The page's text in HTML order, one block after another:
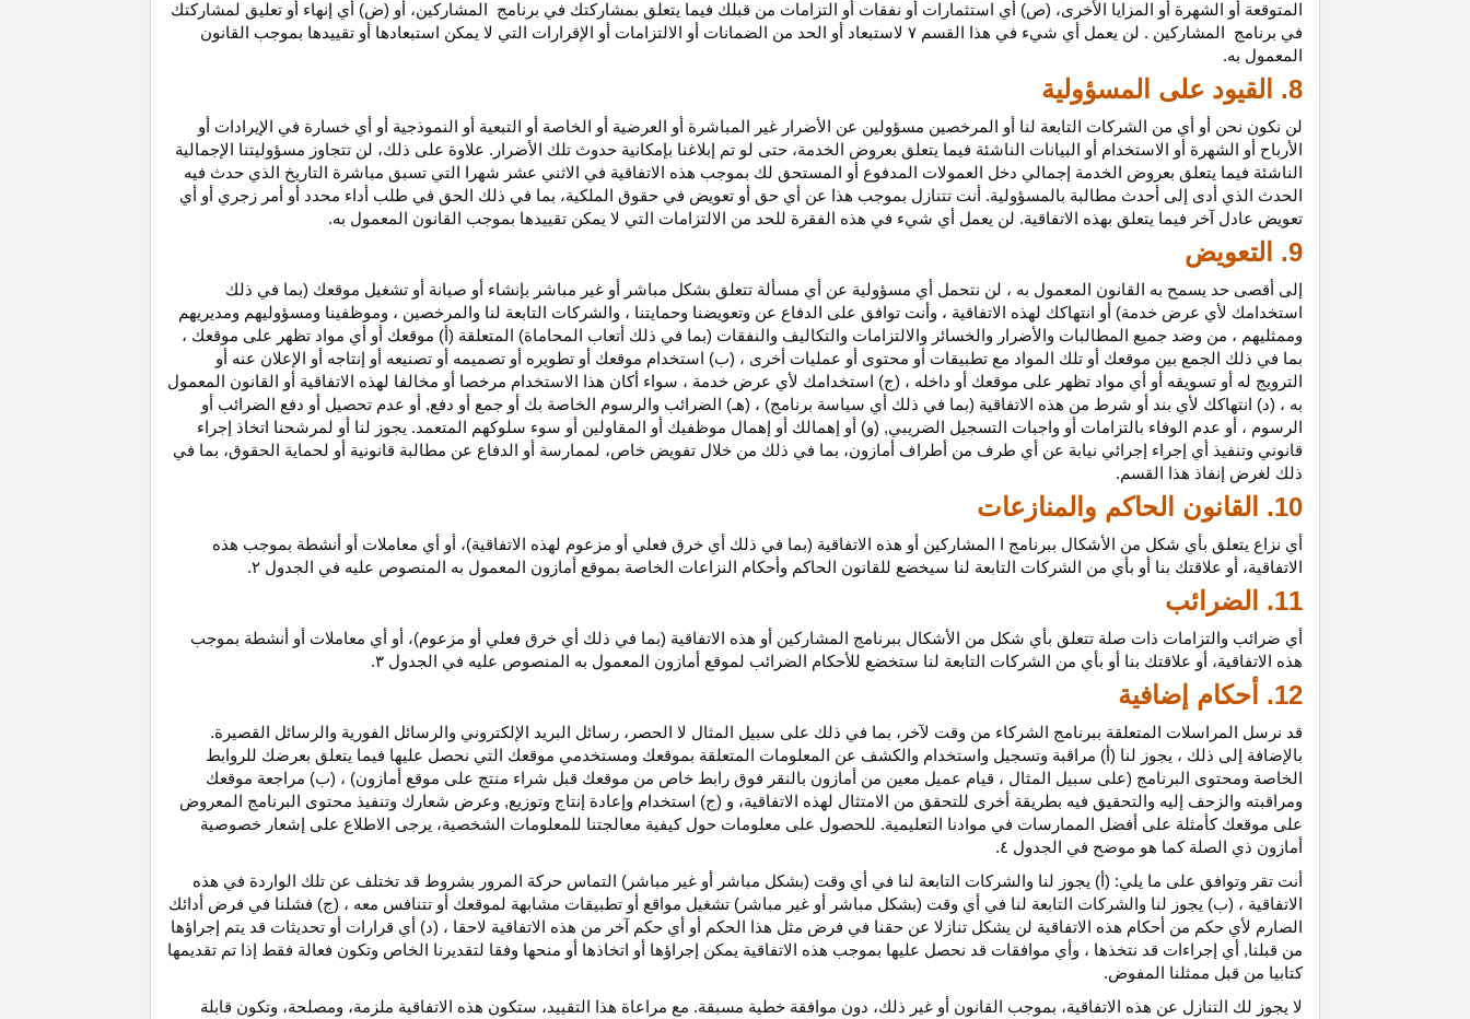
المتوقعة أو الشهرة أو المزايا
الأخرى، (ص) أي استثمارات أو نفقات أو التزامات من قبلك فيما يتعلق بمشاركتك في برنامج المشاركين، أو (ض) أي إنهاء أو تعليق لمشاركتك
في برنامج المشاركين . لن يعمل أي شيء في هذا القسم ۷ لاستبعاد أو الحد من الضمانات أو الالتزامات أو الإقرارات التي لا يمكن استبعادها أو تقييدها بموجب القانون
المعمول به.
8. القيود على المسؤولية
لن نكون نحن أو أي من الشركات التابعة لنا أو المرخصين مسؤولين عن الأضرار غير المباشرة أو العرضية أو الخاصة أو التبعية أو النموذجية أو أي خسارة في الإيرادات أو
الأرباح أو الشهرة أو الاستخدام أو البيانات الناشئة فيما يتعلق بعروض الخدمة، حتى لو تم إبلاغنا بإمكانية حدوث تلك الأضرار. علاوة على ذلك، لن تتجاوز مسؤوليتنا الإجمالية
الناشئة فيما يتعلق بعروض الخدمة إجمالي دخل العمولات المدفوع أو المستحق لك بموجب هذه الاتفاقية في الاثني عشر شهرا التي تسبق مباشرة التاريخ الذي حدث فيه
الحدث الذي أدى إلى أحدث مطالبة بالمسؤولية. أنت تتنازل بموجب هذا عن أي حق أو تعويض في حقوق الملكية، بما في ذلك الحق في طلب أداء محدد أو أمر زجري أو أي
تعويض عادل آخر فيما يتعلق بهذه الاتفاقية. لن يعمل أي شيء في هذه الفقرة للحد من الالتزامات التي لا يمكن تقييدها بموجب القانون المعمول به.
9. التعويض
إلى أقصى حد يسمح به القانون المعمول به ، لن نتحمل أي مسؤولية عن أي مسألة تتعلق بشكل مباشر أو غير مباشر بإنشاء أو صيانة أو تشغيل موقعك (بما في ذلك
استخدامك لأي عرض خدمة) أو انتهاكك لهذه الاتفاقية ، وأنت توافق على الدفاع عن وتعويضنا وحمايتنا ، والشركات التابعة لنا والمرخصين ، وموظفينا ومسؤوليهم ومديريهم
وممثليهم ، من وضد جميع المطالبات والأضرار والخسائر والالتزامات والتكاليف والنفقات (بما في ذلك أتعاب المحاماة) المتعلقة (أ) موقعك أو أي مواد تظهر على موقعك ،
بما في ذلك الجمع بين موقعك أو تلك المواد مع تطبيقات أو محتوى أو عمليات أخرى ، (ب) استخدام موقعك أو تطويره أو تصميمه أو تصنيعه أو إنتاجه أو الإعلان عنه أو
الترويج له أو تسويقه أو أي مواد تظهر على موقعك أو داخله ، (ج) استخدامك لأي عرض خدمة ، سواء أكان هذا الاستخدام مرخصا أو مخالفا لهذه الاتفاقية أو القانون المعمول
به ، (د) انتهاكك لأي بند أو شرط من هذه الاتفاقية (بما في ذلك أي سياسة برنامج) ، (هـ) الضرائب والرسوم الخاصة بك أو جمع أو دفع, أو عدم تحصيل أو دفع الضرائب أو
الرسوم ، أو عدم الوفاء بالتزامات أو واجبات التسجيل الضريبي, (و) أو إهمالك أو إهمال موظفيك أو المقاولين أو سوء سلوكهم المتعمد. يجوز لنا أو لمرشحنا اتخاذ إجراء
قانوني وتنفيذ أي إجراء إجرائي نيابة عن أي طرف من أطراف أمازون، بما في ذلك من خلال تفويض خاص، لممارسة أو الدفاع عن مطالبة قانونية أو لحماية الحقوق، بما في
ذلك لغرض إنفاذ هذا القسم.
10. القانون الحاكم والمنازعات
أي نزاع يتعلق بأي شكل من الأشكال ببرنامج ا المشاركين أو هذه الاتفاقية (بما في ذلك أي خرق فعلي أو مزعوم لهذه الاتفاقية)، أو أي معاملات أو أنشطة بموجب هذه
الاتفاقية، أو علاقتك بنا أو بأي من الشركات التابعة لنا سيخضع للقانون الحاكم وأحكام النزاعات الخاصة بموقع أمازون المعمول به المنصوص عليه في الجدول ۲.
11. الضرائب
أي ضرائب والتزامات ذات صلة تتعلق بأي شكل من الأشكال ببرنامج المشاركين أو هذه الاتفاقية (بما في ذلك أي خرق فعلي أو مزعوم)، أو أي معاملات أو أنشطة بموجب
هذه الاتفاقية، أو علاقتك بنا أو بأي من الشركات التابعة لنا ستخضع للأحكام الضرائب لموقع أمازون المعمول به المنصوص عليه في الجدول ۳.
12. أحكام إضافية
قد نرسل المراسلات المتعلقة ببرنامج الشركاء من وقت لآخر، بما في ذلك على سبيل المثال لا الحصر، رسائل البريد الإلكتروني والرسائل الفورية والرسائل القصيرة.
بالإضافة إلى ذلك ، يجوز لنا (أ) مراقبة وتسجيل واستخدام والكشف عن المعلومات المتعلقة بموقعك ومستخدمي موقعك التي نحصل عليها فيما يتعلق بعرضك للروابط
الخاصة ومحتوى البرنامج (على سبيل المثال ، قيام عميل معين من أمازون بالنقر فوق رابط خاص من موقعك قبل شراء منتج على موقع أمازون) ، (ب) مراجعة موقعك
ومراقبته والزحف إليه والتحقيق فيه بطريقة أخرى للتحقق من الامتثال لهذه الاتفاقية، و (ج) استخدام وإعادة إنتاج وتوزيع, وعرض شعارك وتنفيذ محتوى البرنامج المعروض
على موقعك كأمثلة على أفضل الممارسات في موادنا التعليمية. للحصول على معلومات حول كيفية معالجتنا للمعلومات الشخصية، يرجى الاطلاع على إشعار خصوصية
أمازون ذي الصلة كما هو موضح في الجدول ٤.
أنت تقر وتوافق على ما يلي: (أ) يجوز لنا والشركات التابعة لنا في أي وقت (بشكل مباشر أو غير مباشر) التماس حركة المرور بشروط قد تختلف عن تلك الواردة في هذه
الاتفاقية ، (ب) يجوز لنا والشركات التابعة لنا في أي وقت (بشكل مباشر أو غير مباشر) تشغيل مواقع أو تطبيقات مشابهة لموقعك أو تتنافس معه ، (ج) فشلنا في فرض أدائك
الصارم لأي حكم من أحكام هذه الاتفاقية لن يشكل تنازلا عن حقنا في فرض مثل هذا الحكم أو أي حكم آخر من هذه الاتفاقية لاحقا ، (د) أي قرارات أو تحديثات قد يتم إجراؤها
من قبلنا, أي إجراءات قد نتخذها ، وأي موافقات قد نحصل عليها بموجب هذه الاتفاقية يمكن إجراؤها أو اتخاذها أو منحها وفقا لتقديرنا الخاص وتكون فعالة فقط إذا تم تقديمها
كتابيا من قبل ممثلنا المفوض.
لا يجوز لك التنازل عن هذه الاتفاقية، بموجب القانون أو غير ذلك، دون موافقة خطية مسبقة. مع مراعاة هذا التقييد، ستكون هذه الاتفاقية ملزمة، ومصلحة، وتكون قابلة